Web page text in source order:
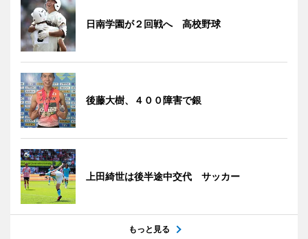
日南学園が２回戦へ 高校野球
後藤大樹、４００障害で銀
上田綺世は後半途中交代 サッカー
もっと見る